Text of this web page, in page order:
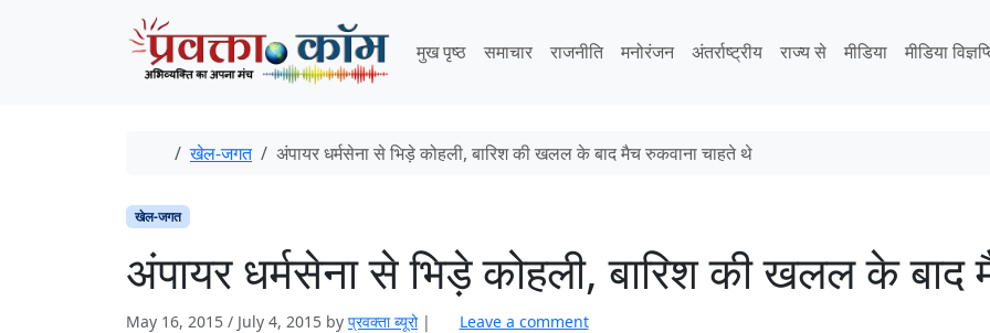
मुख पृष्ठ
समाचार राजनीति मनोरंजन अंतर्राष्ट्रीय राज्य से मीडिया मीडिया
Home
खेल-जगत अंपायर धर्मसेना से भिड़े कोहली, बारिश की खलल के बाद मैच रुकवाना चाहते थे
खेल-जगत
अंपायर धर्मसेना से भिड़े कोहली, बारिश की खलल के
May 16, 2015 / July 4, 2015 by प्रवक्ता ब्यूरो | Leave a comment